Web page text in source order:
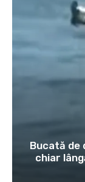
Bucată de
chiar